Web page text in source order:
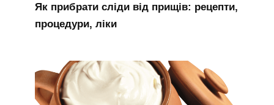
Як прибрати сліди від прищів: рецепти,
процедури, ліки